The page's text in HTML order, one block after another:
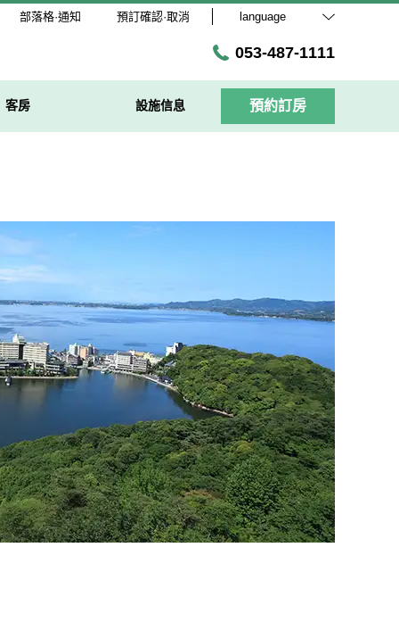
部落格·通知 預訂確認·取消 language
053-487-1111
客房 設施信息 預約訂房